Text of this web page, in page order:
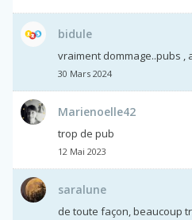
bidule
vraiment dommage..pubs ,
30 Mars 2024
Marienoelle42
trop de pub
12 Mai 2023
saralune
de toute façon, beaucoup